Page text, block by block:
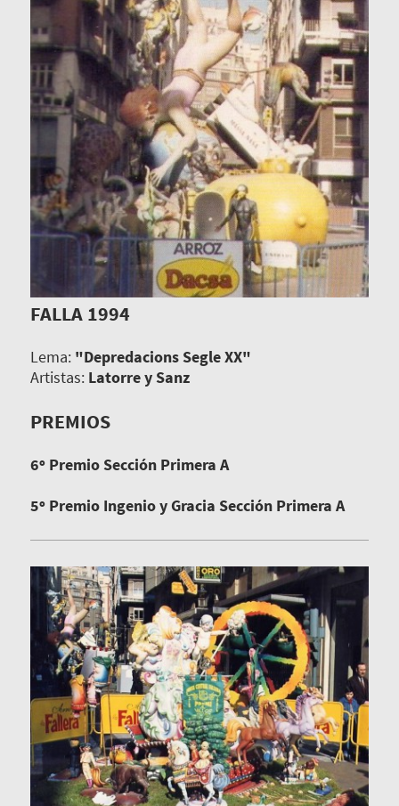
FALLA 1994
Lema: "Depredacions Segle XX"
Artistas: Latorre y Sanz
PREMIOS
6º Premio Sección Primera A
5º Premio Ingenio y Gracia Sección Primera A